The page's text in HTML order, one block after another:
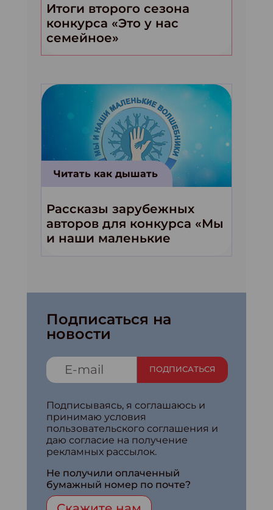
Итоги второго сезона
конкурса «Это у нас
семейное»
Читать как дышать
Рассказы зарубежных
авторов для конкурса «Мы
и наши маленькие
волшебники!»
Подписаться на
новости
ПОДПИСАТЬСЯ
Подписываясь, я соглашаюсь и
принимаю условия
пользовательского соглашения и
даю согласие на получение
рекламных рассылок.
Не получили оплаченный
бумажный номер по почте?